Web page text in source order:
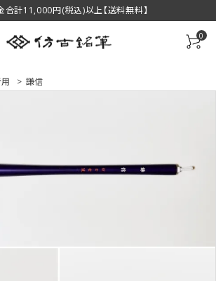
合計11,000円(税込)以上【送料無料】
0
> 謙信